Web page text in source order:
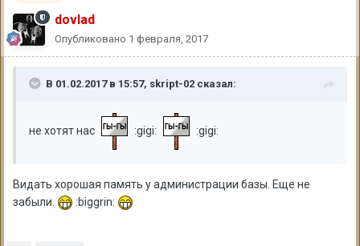
dovlad
Опубликовано 1 февраля, 2017
В 01.02.2017 в 15:57, skript-02 сказал:
не хотят нас :gigi: :gigi:
Видать хорошая память у администрации базы. Еще не
забыли.
:biggrin: